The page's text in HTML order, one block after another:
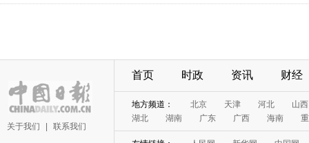
关于我们 联系我们
首页 时政 资讯 财经